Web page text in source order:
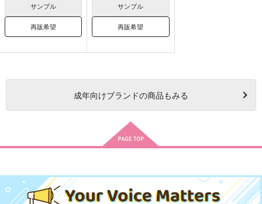
サンプル
再販希望
サンプル
再販希望
成年向けブランドの商品もみる